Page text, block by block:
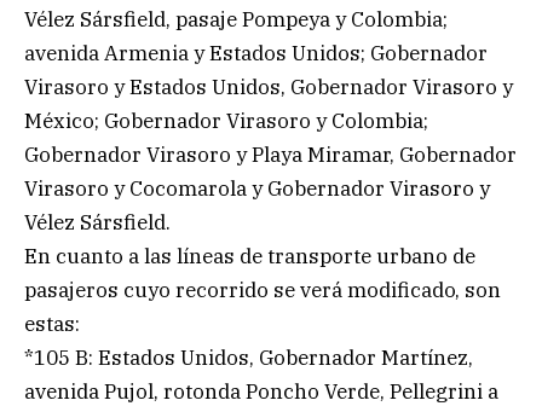
Vélez Sársfield, pasaje Pompeya y Colombia;
avenida Armenia y Estados Unidos; Gobernador
Virasoro y Estados Unidos, Gobernador Virasoro y
México; Gobernador Virasoro y Colombia;
Gobernador Virasoro y Playa Miramar, Gobernador
Virasoro y Cocomarola y Gobernador Virasoro y
Vélez Sársfield.
En cuanto a las líneas de transporte urbano de
pasajeros cuyo recorrido se verá modificado, son
estas:
*105 B: Estados Unidos, Gobernador Martínez,
avenida Pujol, rotonda Poncho Verde, Pellegrini a